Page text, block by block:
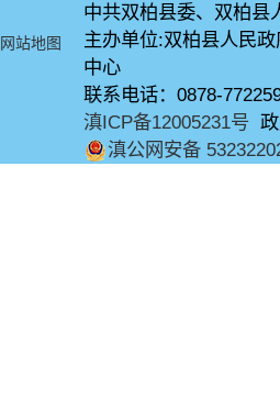
网站地图
中共双柏县委、双柏县
主办单位:双柏县人民
中心
联系电话：0878-
滇ICP备12005231号
滇公网安备